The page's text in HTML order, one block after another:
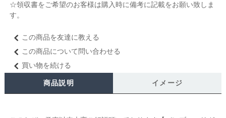
☆領収書をご希望のお客様は購入時に備考に記載をお願い致しま
す。
この商品を友達に教える
この商品について問い合わせる
買い物を続ける
商品説明 イメージ